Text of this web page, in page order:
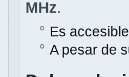
MHz.
Es
A pesar de